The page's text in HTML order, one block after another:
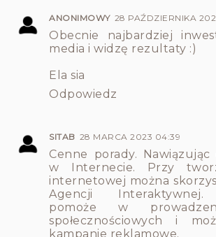
ANONIMOWY 28 PAŹDZIERNIKA
Obecnie najbardziej
media i widzę rezultaty :)
Ela sia
Odpowiedz
SITAB 28 MARCA 2023 04:39
Cenne porady.
w Internecie. Przy
internetowej można
Agencji Interaktywnej.
pomoże w
społecznościowych i
kampanie reklamowe.